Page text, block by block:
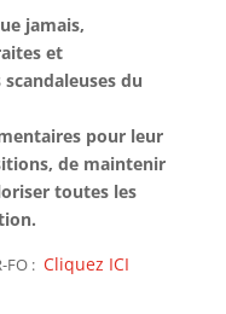
jamais,
et
du
pour leur
de maintenir
toutes les
FO : Cliquez ICI